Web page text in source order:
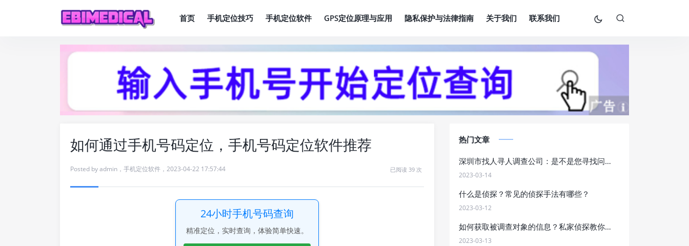
首页 手机定位技巧 手机定位软件 GPS定位原理与应用 隐私保护与法律指南 关于我们 联系我们
如何通过手机号码定位，手机号码定位软件推荐
Posted byadmin ， 手机定位软件 ， 2023-04-22 17:57:44 已阅读 39 次
24小时手机号码查询
精准定位，实时查询，体验简单快速。
热门文章
深圳市找人寻人调查公司：是不是您寻找问题解决方案的最佳选择？
2023-03-14
什么是侦探？常见的侦探手法有哪些？
2023-03-12
如何获取被调查对象的信息？私家侦探教你五种方法！
2023-03-13